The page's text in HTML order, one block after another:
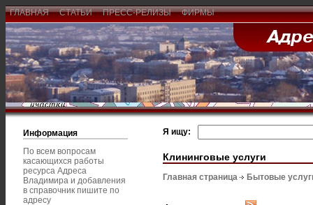
ГЛАВНАЯ СТАТЬИ ПРЕСС-РЕЛИЗЫ ФИРМЫ
Информация
По всем вопросам
касающихся работы
ресурса Адреса
Владимира и добавления
в справочник пишите по
адресу
Я ищу:
Клининговые услуги
Главная страница Бытовые